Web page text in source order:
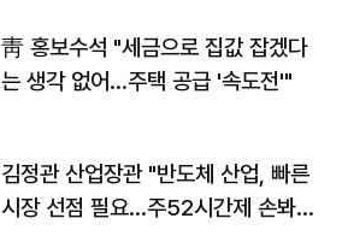
靑 홍보수석 "세금으로 집값 잡겠다
는 생각 없어…주택 공급 '속도전'"
김정관 산업장관 "반도체 산업, 빠른
시장 선점 필요…주52시간제 손봐